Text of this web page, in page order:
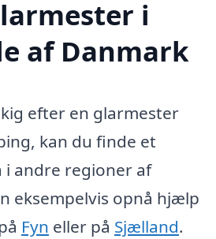
i
af Danmark
efter en glarmester
kan du finde et
andre regioner af
eksempelvis opnå hjælp
Fyn eller på Sjælland.